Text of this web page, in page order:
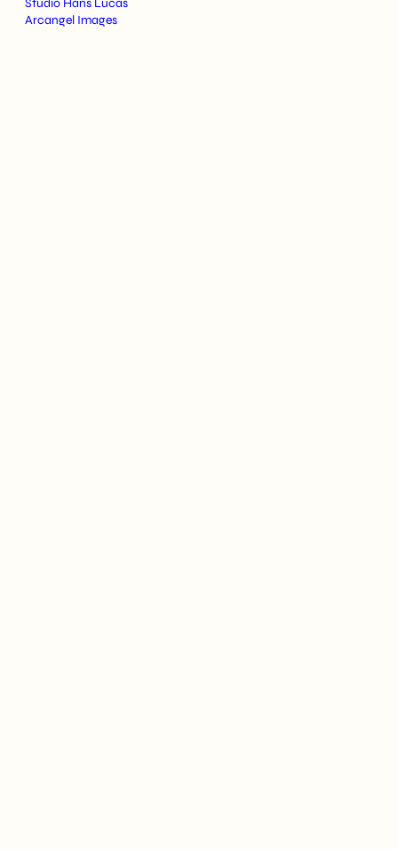
Studio Hans Lucas
Arcangel Images